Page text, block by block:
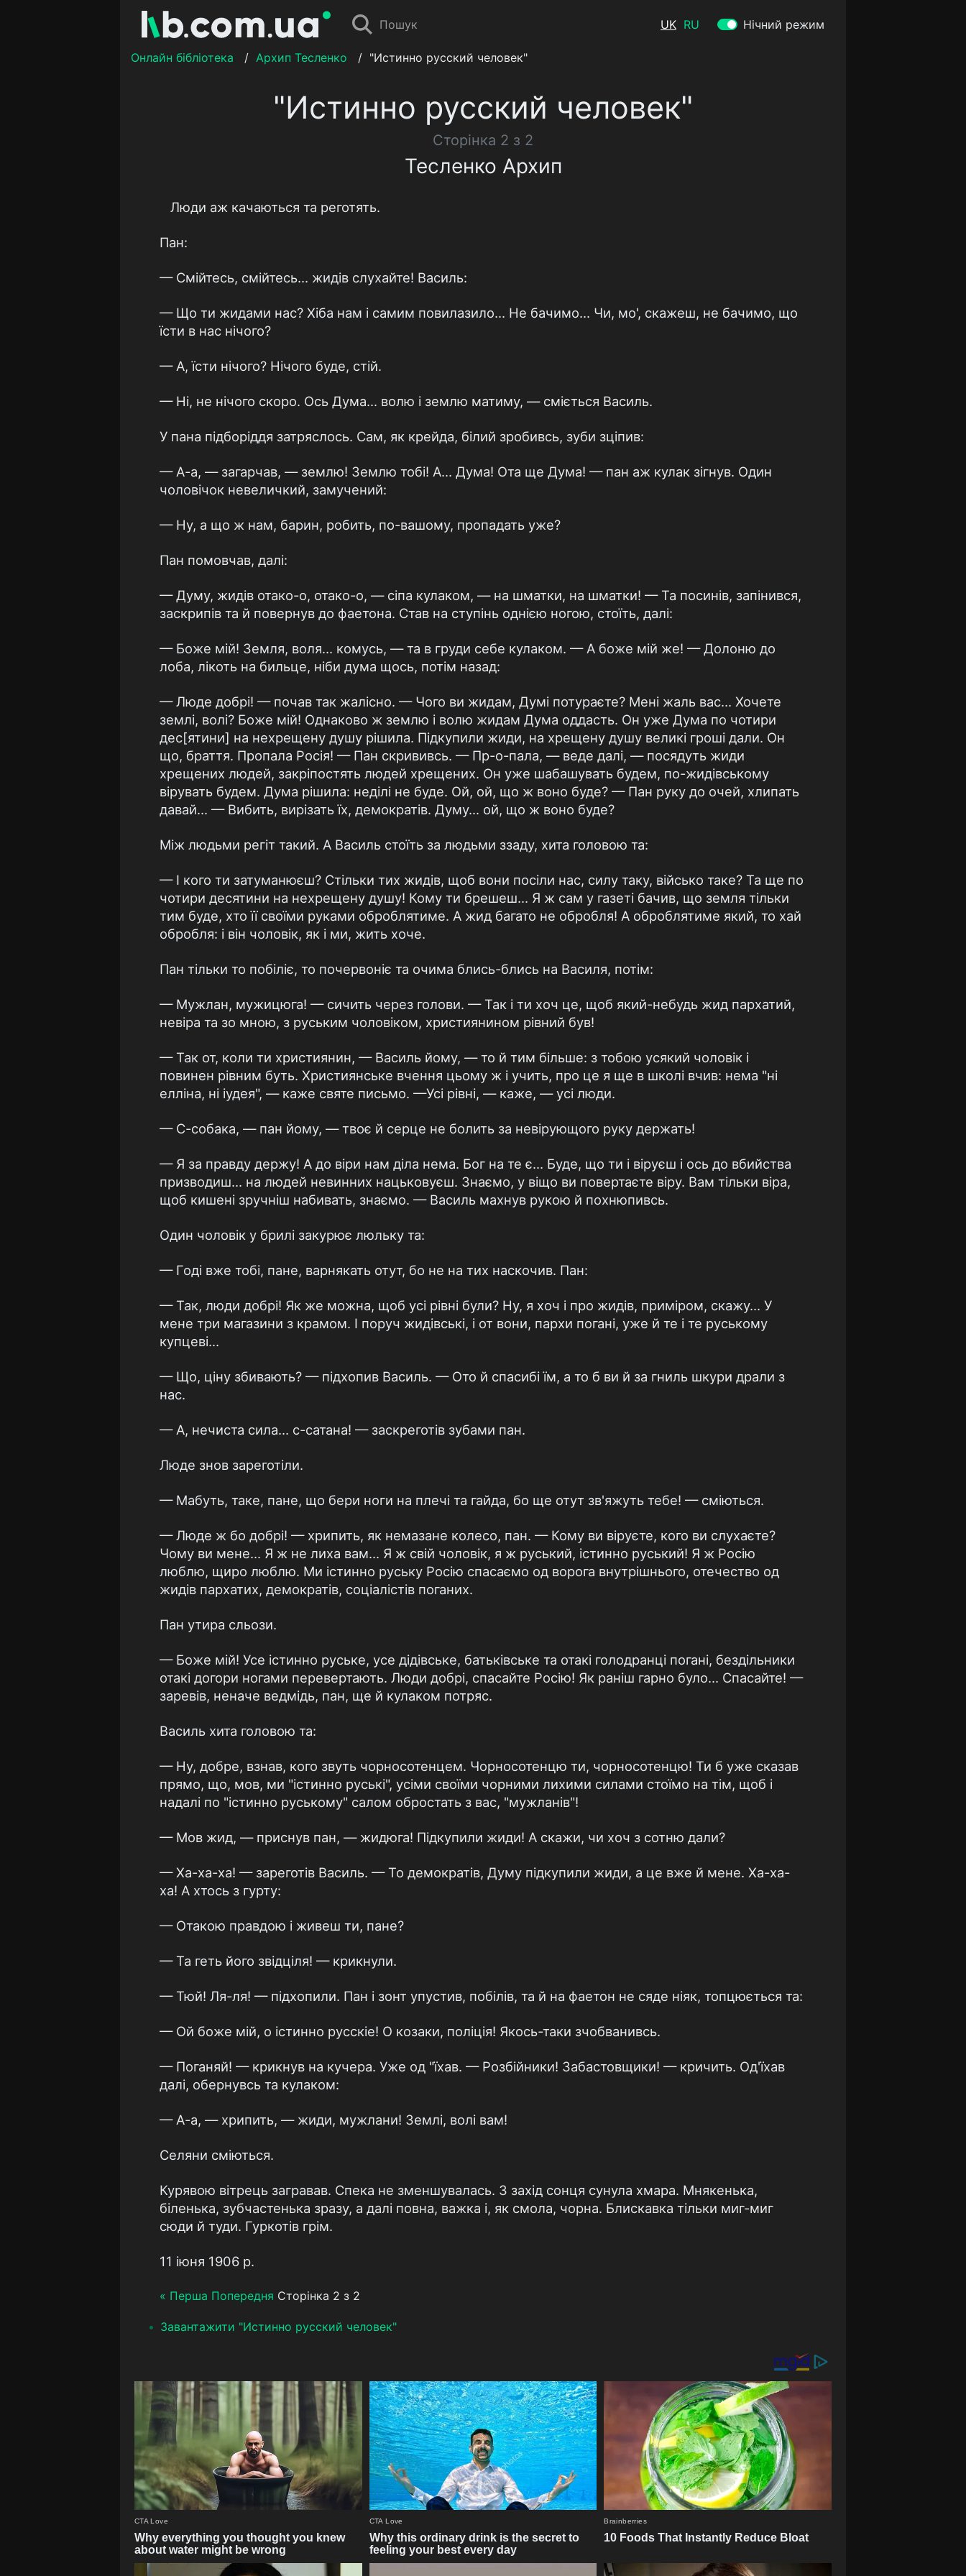
Пошук UK RU Нічний режим
Онлайн бібліотека / Архип Тесленко / "Истинно русский человек"
"Истинно русский человек"
Сторінка 2 з 2
Тесленко Архип
Люди аж качаються та реготять.
Пан:
— Смійтесь, смійтесь... жидів слухайте! Василь:
— Що ти жидами нас? Хіба нам і самим повилазило... Не бачимо... Чи, мо', скажеш, не бачимо, що
їсти в нас нічого?
— А, їсти нічого? Нічого буде, стій.
— Ні, не нічого скоро. Ось Дума... волю і землю матиму, — сміється Василь.
У пана підборіддя затряслось. Сам, як крейда, білий зробивсь, зуби зціпив:
— А-а, — загарчав, — землю! Землю тобі! А... Дума! Ота ще Дума! — пан аж кулак зігнув. Один
чоловічок невеличкий, замучений:
— Ну, а що ж нам, барин, робить, по-вашому, пропадать уже?
Пан помовчав, далі:
— Думу, жидів отако-о, отако-о, — сіпа кулаком, — на шматки, на шматки! — Та посинів, запінився,
заскрипів та й повернув до фаетона. Став на ступінь однією ногою, стоїть, далі:
— Боже мій! Земля, воля... комусь, — та в груди себе кулаком. — А боже мій же! — Долоню до
лоба, лікоть на бильце, ніби дума щось, потім назад:
— Люде добрі! — почав так жалісно. — Чого ви жидам, Думі потураєте? Мені жаль вас... Хочете
землі, волі? Боже мій! Однаково ж землю і волю жидам Дума оддасть. Он уже Дума по чотири
дес[ятини] на нехрещену душу рішила. Підкупили жиди, на хрещену душу великі гроші дали. Он
що, браття. Пропала Росія! — Пан скрививсь. — Пр-о-пала, — веде далі, — посядуть жиди
хрещених людей, закріпостять людей хрещених. Он уже шабашувать будем, по-жидівському
вірувать будем. Дума рішила: неділі не буде. Ой, ой, що ж воно буде? — Пан руку до очей, хлипать
давай... — Вибить, вирізать їх, демократів. Думу... ой, що ж воно буде?
Між людьми регіт такий. А Василь стоїть за людьми ззаду, хита головою та:
— І кого ти затуманюєш? Стільки тих жидів, щоб вони посіли нас, силу таку, військо таке? Та ще по
чотири десятини на нехрещену душу! Кому ти брешеш... Я ж сам у газеті бачив, що земля тільки
тим буде, хто її своїми руками оброблятиме. А жид багато не обробля! А оброблятиме який, то хай
обробля: і він чоловік, як і ми, жить хоче.
Пан тільки то побіліє, то почервоніє та очима блись-блись на Василя, потім:
— Мужлан, мужицюга! — сичить через голови. — Так і ти хоч це, щоб який-небудь жид пархатий,
невіра та зо мною, з руським чоловіком, християнином рівний був!
— Так от, коли ти християнин, — Василь йому, — то й тим більше: з тобою усякий чоловік і
повинен рівним буть. Християнське вчення цьому ж і учить, про це я ще в школі вчив: нема "ні
елліна, ні іудея", — каже святе письмо. —Усі рівні, — каже, — усі люди.
— С-собака, — пан йому, — твоє й серце не болить за невірующого руку держать!
— Я за правду держу! А до віри нам діла нема. Бог на те є... Буде, що ти і віруєш і ось до вбийства
призводиш... на людей невинних нацьковуєш. Знаємо, у віщо ви повертаєте віру. Вам тільки віра,
щоб кишені зручніш набивать, знаємо. — Василь махнув рукою й похнюпивсь.
Один чоловік у брилі закурює люльку та:
— Годі вже тобі, пане, варнякать отут, бо не на тих наскочив. Пан:
— Так, люди добрі! Як же можна, щоб усі рівні були? Ну, я хоч і про жидів, приміром, скажу... У
мене три магазини з крамом. І поруч жидівські, і от вони, пархи погані, уже й те і те руському
купцеві...
— Що, ціну збивають? — підхопив Василь. — Ото й спасибі їм, а то б ви й за гниль шкури драли з
нас.
— А, нечиста сила... с-сатана! — заскреготів зубами пан.
Люде знов зареготіли.
— Мабуть, таке, пане, що бери ноги на плечі та гайда, бо ще отут зв'яжуть тебе! — сміються.
— Люде ж бо добрі! — хрипить, як немазане колесо, пан. — Кому ви віруєте, кого ви слухаєте?
Чому ви мене... Я ж не лиха вам... Я ж свій чоловік, я ж руський, істинно руський! Я ж Росію
люблю, щиро люблю. Ми істинно руську Росію спасаємо од ворога внутрішнього, отечество од
жидів пархатих, демократів, соціалістів поганих.
Пан утира сльози.
— Боже мій! Усе істинно руське, усе дідівське, батьківське та отакі голодранці погані, бездільники
отакі догори ногами перевертають. Люди добрі, спасайте Росію! Як раніш гарно було... Спасайте! —
заревів, неначе ведмідь, пан, ще й кулаком потряс.
Василь хита головою та:
— Ну, добре, взнав, кого звуть чорносотенцем. Чорносотенцю ти, чорносотенцю! Ти б уже сказав
прямо, що, мов, ми "істинно руські", усіми своїми чорними лихими силами стоїмо на тім, щоб і
надалі по "істинно руському" салом обростать з вас, "мужланів"!
— Мов жид, — приснув пан, — жидюга! Підкупили жиди! А скажи, чи хоч з сотню дали?
— Ха-ха-ха! — зареготів Василь. — То демократів, Думу підкупили жиди, а це вже й мене. Ха-ха-
ха! А хтось з гурту:
— Отакою правдою і живеш ти, пане?
— Та геть його звідціля! — крикнули.
— Тюй! Ля-ля! — підхопили. Пан і зонт упустив, побілів, та й на фаетон не сяде ніяк, топцюється та:
— Ой боже мій, о істинно русскіе! О козаки, поліція! Якось-таки зчобванивсь.
— Поганяй! — крикнув на кучера. Уже од "їхав. — Розбійники! Забастовщики! — кричить. Од'їхав
далі, обернувсь та кулаком:
— А-а, — хрипить, — жиди, мужлани! Землі, волі вам!
Селяни сміються.
Курявою вітрець загравав. Спека не зменшувалась. З захід сонця сунула хмара. Мнякенька,
біленька, зубчастенька зразу, а далі повна, важка і, як смола, чорна. Блискавка тільки миг-миг
сюди й туди. Гуркотів грім.
11 іюня 1906 р.
« Перша Попередня Сторінка 2 з 2
Завантажити "Истинно русский человек"